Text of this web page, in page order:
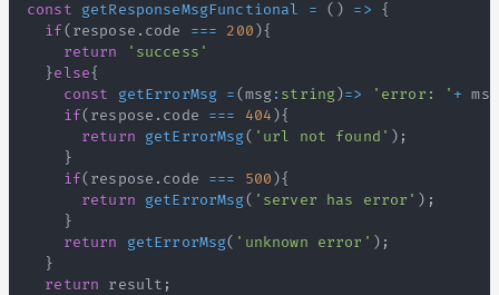
const
getResponseMsgFunctional = ( ) =>
{
if( respose . code === 200 ){
return
'success'
}else{
const
getErrorMsg =(msg: string)=> 'error: ' + msg
if( respose . code === 404 ){
return
getErrorMsg( 'url not found' ) ;
}
if( respose . code === 500 ){
return
getErrorMsg( 'server has error' ) ;
}
return
getErrorMsg( 'unknown error' ) ;
}
return result ;